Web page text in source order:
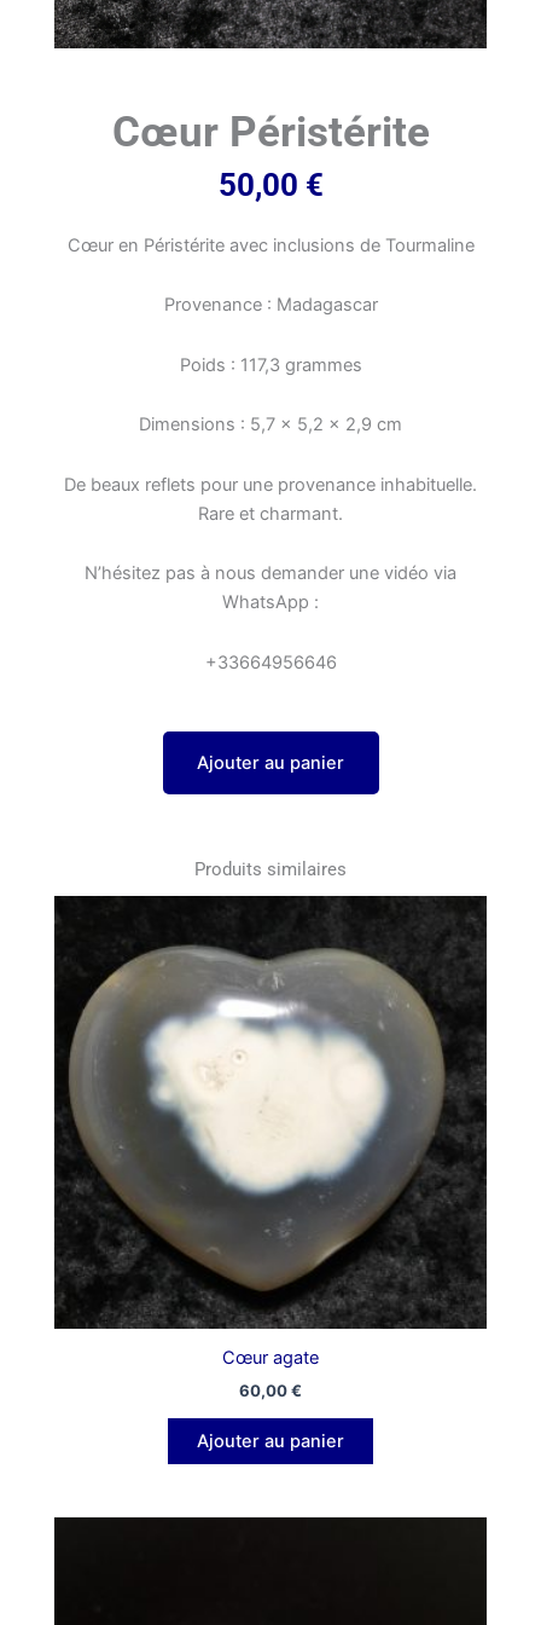
Cœur Péristérite
50,00 €
Cœur en Péristérite avec inclusions de Tourmaline
Provenance : Madagascar
Poids : 117,3 grammes
Dimensions : 5,7 x 5,2 x 2,9 cm
De beaux reflets pour une provenance inhabituelle.
Rare et charmant.
N’hésitez pas à nous demander une vidéo via
WhatsApp :
+33664956646
Ajouter au panier
Produits similaires
Cœur agate
60,00€
Ajouter au panier